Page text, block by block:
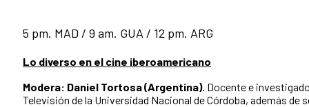
5 pm. MAD / 9 am. GUA / 12 pm. ARG
Lo diverso en el cine iberoamericano
Modera: Daniel Tortosa (Argentina). Docente e
Televisión de la Universidad Nacional de Córdoba, además de